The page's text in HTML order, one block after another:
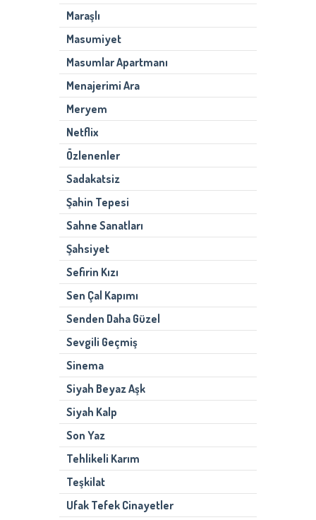
Maraşlı
Masumiyet
Masumlar Apartmanı
Menajerimi Ara
Meryem
Netflix
Özlenenler
Sadakatsiz
Şahin Tepesi
Sahne Sanatları
Şahsiyet
Sefirin Kızı
Sen Çal Kapımı
Senden Daha Güzel
Sevgili Geçmiş
Sinema
Siyah Beyaz Aşk
Siyah Kalp
Son Yaz
Tehlikeli Karım
Teşkilat
Ufak Tefek Cinayetler